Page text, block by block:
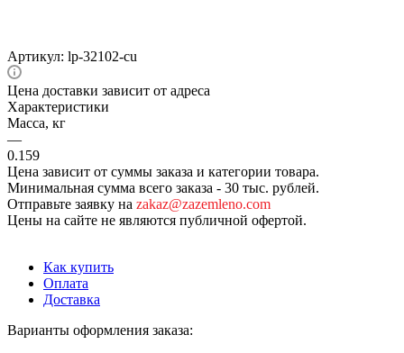
Артикул: lp-32102-cu
Цена доставки зависит от адреса
Характеристики
Масса, кг
—
0.159
Цена зависит от суммы заказа и категории товара.
Минимальная сумма всего заказа - 30 тыс. рублей.
Отправьте заявку на zakaz@zazemleno.com
Цены на сайте не являются публичной офертой.
Как купить
Оплата
Доставка
Варианты оформления заказа: